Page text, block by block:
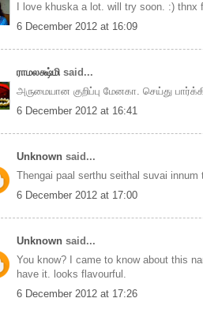
I love khuska a lot. will try soon. :) thnx
6 December 2012 at 16:09
ராமலக்ஷ்மி said...
அருமையான குறிப்பு மேனகா. செய்து
6 December 2012 at 16:41
Unknown said...
Thengai paal serthu seithal suvai
6 December 2012 at 17:00
Unknown said...
You know? I came to know about this
have it. looks flavourful.
6 December 2012 at 17:26